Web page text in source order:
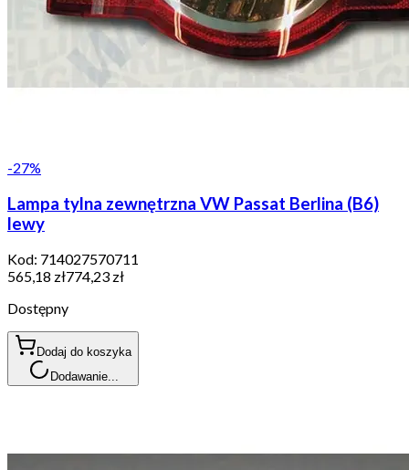
-27%
Lampa tylna zewnętrzna VW Passat Berlina (B6)
lewy
Kod: 714027570711
565,18 zł774,23 zł
Dostępny
Dodaj do koszyka
Dodawanie...